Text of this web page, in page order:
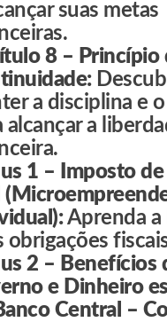
suas metas
8 – Princípio
a disciplina e
alcançar a
1 – Imposto de
Aprenda a
obrigações
2 – Benefícios
e Dinheiro
Central –